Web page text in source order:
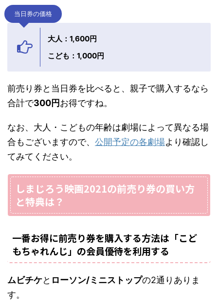
当日券の価格
大人：1,600円
こども：1,000円
前売り券と当日券を比べると、親子で購入するなら
合計で300円お得ですね。
なお、大人・こどもの年齢は劇場によって異なる場
合もございますので、 公開予定の各劇場より確認し
てみてください。
しまじろう映画2021の前売り券の買い方
と特典は？
一番お得に前売り券を購入する方法は「こど
もちゃれんじ」の会員優待を利用する
ムビチケと ローソン/ミニストップの2通りありま
す。